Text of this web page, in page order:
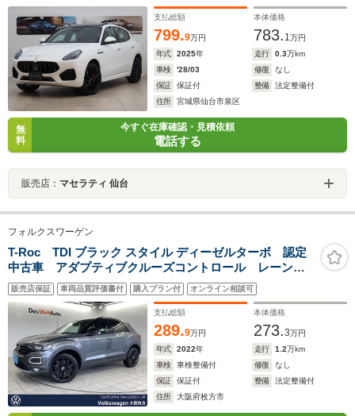
支払総額
799.9万円
本体価格
783. 1万円
年式
2025年 走行 0.3万km
車検
'28/03 修復
なし
保証
保証付 整備
法定整備付
住所
宮城県仙台市泉区
無
料
今すぐ在庫確認・見積依頼
電話する
販売店： マセラティ 仙台
フォルクスワーゲン
T-Roc TDI ブラック スタイル ディーゼルターボ 認定
中古車 アダプティブクルーズコントロール レーンキ
ープアシスト プリクラッシュブレーキ LEDヘッドラ
ンプ ブラックルーフレール 純正18インチアルミホイ
ール パワーバックドア スマートエントリー
販売店保証 車両品質評価書付 購入プラン付 オンライン相談可
支払総額
289.9万円
本体価格
273.3万円
年式
2022年 走行 1.2万km
車検
車検整備付 修復
なし
保証
保証付 整備
法定整備付
住所
大阪府枚方市